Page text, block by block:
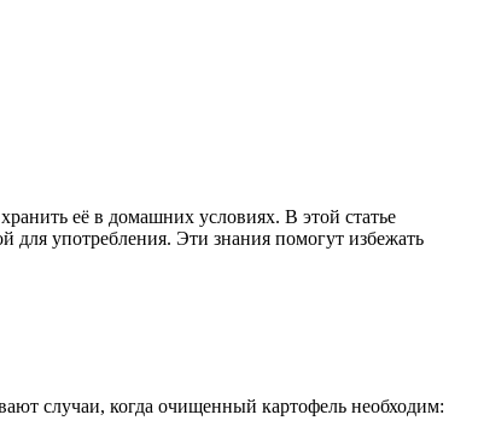
её в домашних условиях. В этой статье
употребления. Эти знания помогут избежать
случаи, когда очищенный картофель необходим: